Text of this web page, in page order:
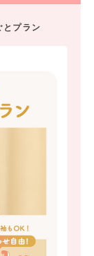
とプラン